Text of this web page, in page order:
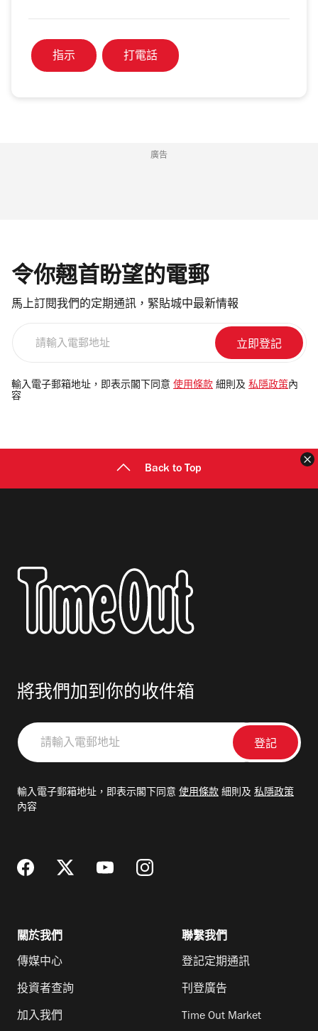
指示 打電話
廣告
令你翹首盼望的電郵
馬上訂閱我們的定期通訊，緊貼城中最新情報
電
郵
輸入電子郵箱地址，即表示閣下同意 使用條款 細則及 私隱政策 內
容
Back to Top
將我們加到你的收件箱
請
輸
郵
輸入電子郵箱地址，即表示閣下同意 使用條款 細則及 私隱政策
內容
關於我們
傳媒中心
投資者查詢
加入我們
聯繫我們
登記定期通訊
刊登廣告
Time Out Market